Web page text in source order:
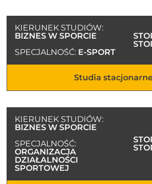
KIERUNEK STUDIÓW:
BIZNES W SPORCIE
SPECJALNOŚĆ: E-SPORT
Studia
KIERUNEK STUDIÓW:
BIZNES W SPORCIE
SPECJALNOŚĆ:
ORGANIZACJA
DZIAŁALNOŚCI
SPORTOWEJ